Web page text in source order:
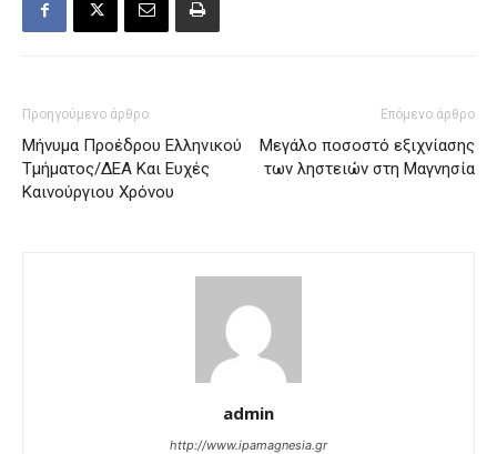
Προηγούμενο άρθρο
Μήνυμα Προέδρου Ελληνικού
Τμήματος/ΔΕΑ Και Ευχές
Καινούργιου Χρόνου
Επόμενο άρθρο
Μεγάλο ποσοστό εξιχνίασης
των ληστειών στη Μαγνησία
admin
http://www.ipamagnesia.gr